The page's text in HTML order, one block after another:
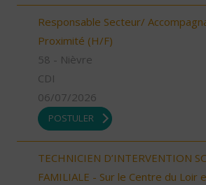
Responsable Secteur/
Proximité (H/F)
58 - Nièvre
CDI
06/07/2026
POSTULER
TECHNICIEN D’INTERVENTION
FAMILIALE - Sur le Centre du Loir